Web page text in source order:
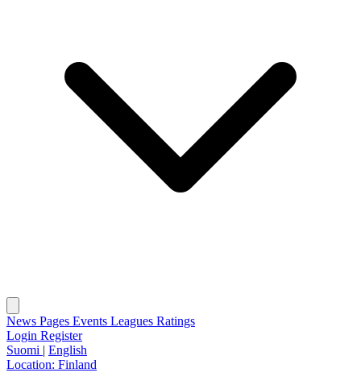
News Pages Events Leagues Ratings
Login Register
Suomi | English
Location: Finland